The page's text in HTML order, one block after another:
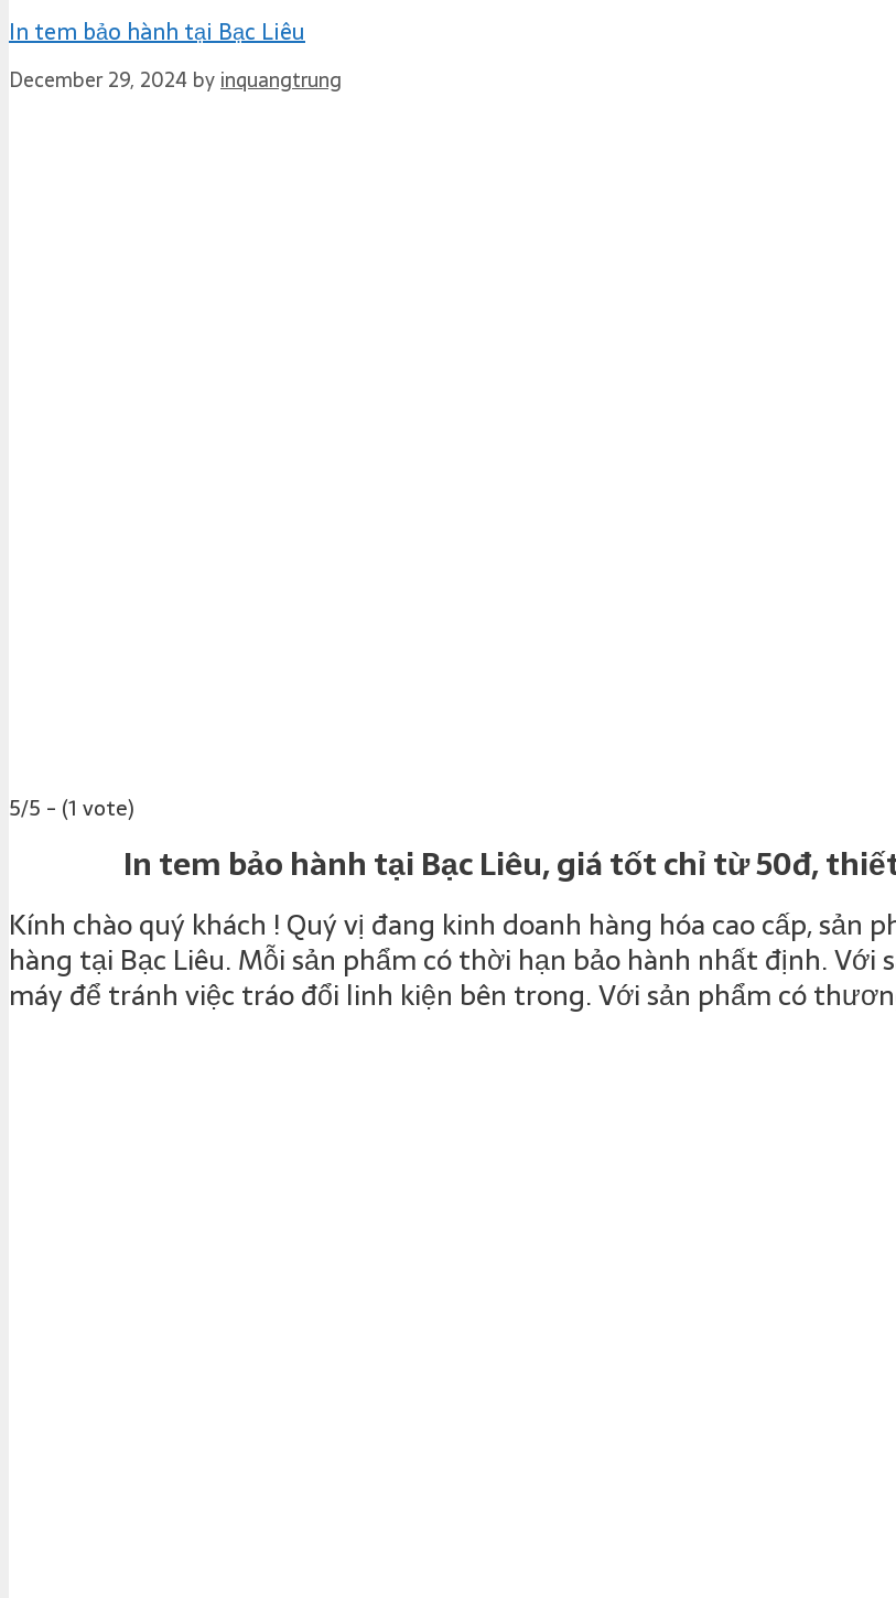
In tem bảo hành tại Bạc Liêu
December 29, 2024 byinquangtrung
5/5 - (1 vote)
In tem bảo hành tại Bạc Liêu, giá tốt chỉ từ 50đ,
Kính chào quý khách ! Quý vị đang kinh doanh hàng hóa cao cấp, sản
hàng tại Bạc Liêu. Mỗi sản phẩm có thời hạn bảo hành nhất định.
máy để tránh việc tráo đổi linh kiện bên trong. Với sản phẩm có